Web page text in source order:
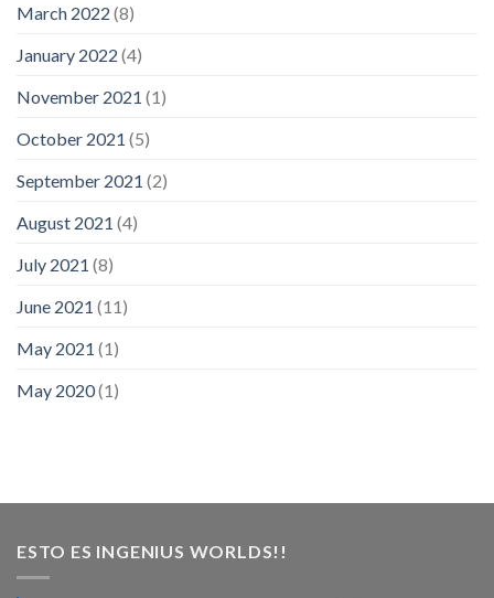
March 2022 (8)
January 2022 (4)
November 2021 (1)
October 2021 (5)
September 2021 (2)
August 2021 (4)
July 2021 (8)
June 2021 (11)
May 2021 (1)
May 2020(1)
ESTO ES INGENIUS WORLDS!!